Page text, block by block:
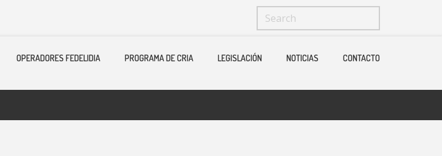
Menu
Quienes Somos
OPERADORES FEDELIDIA PROGRAMA DE CRIA LEGISLACIÓN NOTICIAS CONTACTO